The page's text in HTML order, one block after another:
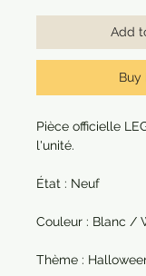
Add
Buy
Pièce officielle
l'unité.
État : Neuf
Couleur : Blanc /
Thème :